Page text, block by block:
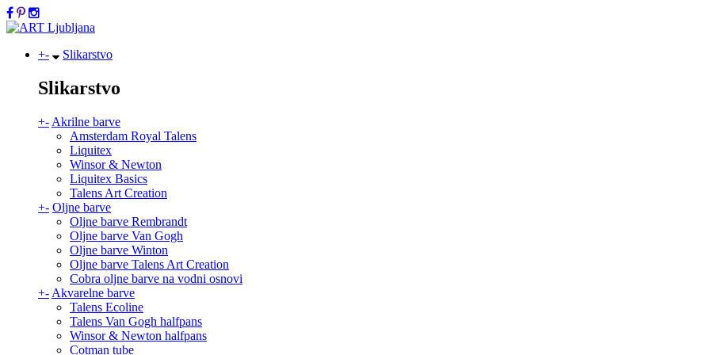
+- Slikarstvo
Slikarstvo
+- Akrilne barve
Amsterdam Royal Talens
Liquitex
Winsor & Newton
Liquitex Basics
Talens Art Creation
+- Oljne barve
Oljne barve Rembrandt
Oljne barve Van Gogh
Oljne barve Winton
Oljne barve Talens Art Creation
Cobra oljne barve na vodni osnovi
+- Akvarelne barve
Talens Ecoline
Talens Van Gogh halfpans
Winsor & Newton halfpans
Cotman tube